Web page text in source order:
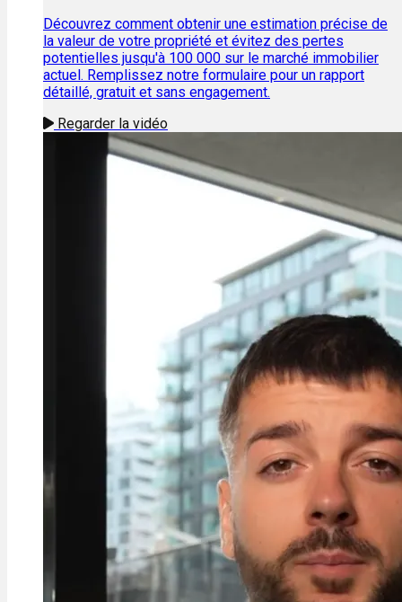
Découvrez comment obtenir une estimation précise de
la valeur de votre propriété et évitez des pertes
potentielles jusqu'à 100 000 sur le marché immobilier
actuel. Remplissez notre formulaire pour un rapport
détaillé, gratuit et sans engagement.
Regarder la vidéo